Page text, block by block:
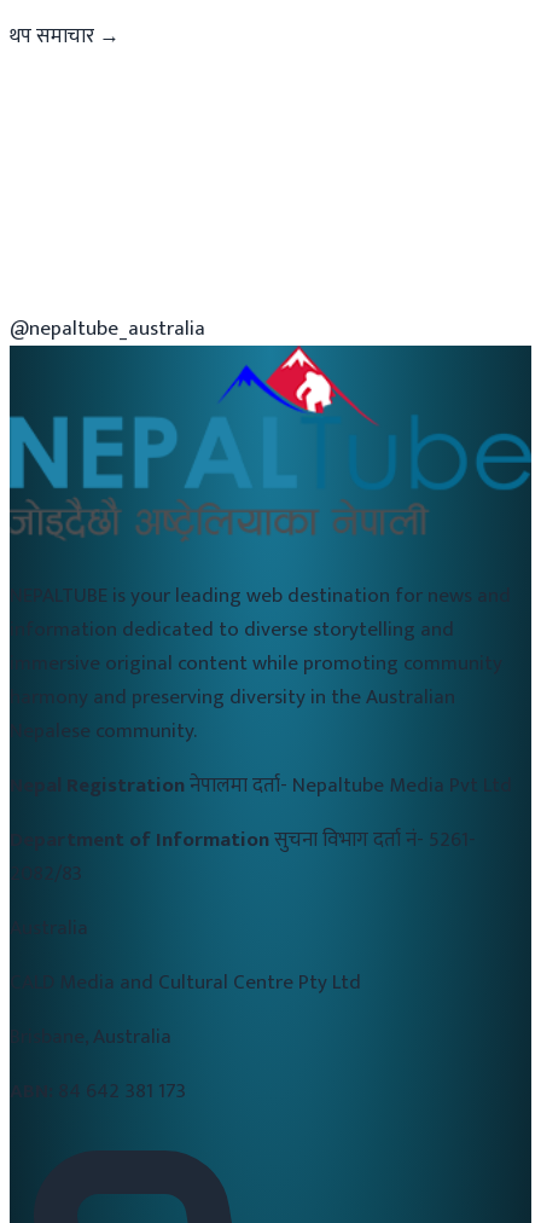
थप समाचार →
@nepaltube_australia
NEPALTUBE is your leading web destination for news and
information dedicated to diverse storytelling and
immersive original content while promoting community
harmony and preserving diversity in the Australian
Nepalese community.
Nepal Registrationनेपालमा दर्ता- Nepaltube Media Pvt Ltd
Department of Informationसुचना विभाग दर्ता नं- 5261-
2082/83
Australia
CALD Media and Cultural Centre Pty Ltd
Brisbane, Australia
84 642 381 173